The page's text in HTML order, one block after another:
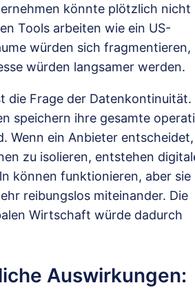
könnte plötzlich nicht
Tools arbeiten wie ein US-
würden sich fragmentieren,
würden langsamer werden.
die Frage der Datenkontinuität.
speichern ihre gesamte
Wenn ein Anbieter entscheidet,
zu isolieren, entstehen
können funktionieren, aber sie
reibungslos miteinander. Die
Wirtschaft würde dadurch
Auswirkungen: